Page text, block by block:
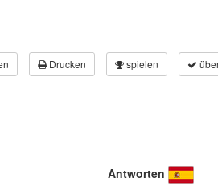
Drucken spielen
Antworten